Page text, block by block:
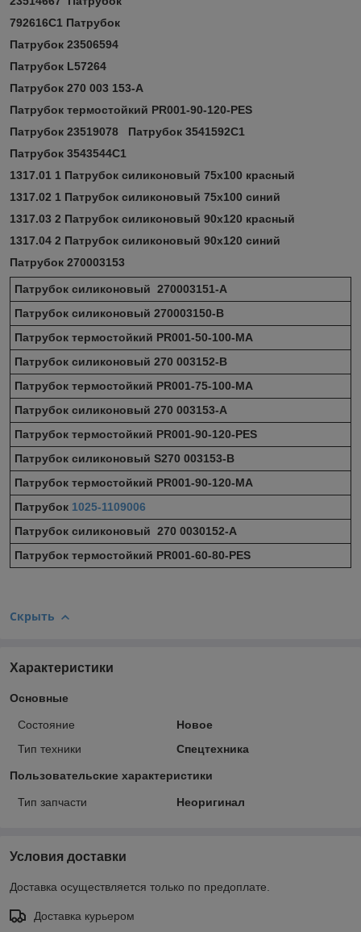
792616С1 Патрубок
Патрубок 23506594
Патрубок L57264
Патрубок 270 003 153-А
Патрубок термостойкий PR001-90-120-PES
Патрубок 23519078
Патрубок 3541592С1
Патрубок 3543544С1
1317.01 1 Патрубок силиконовый 75x100 красный
1317.02 1 Патрубок силиконовый 75x100 синий
1317.03 2 Патрубок силиконовый 90x120 красный
1317.04 2 Патрубок силиконовый 90x120 синий
Патрубок 270003153
Патрубок силиконовый 270003151-А
Патрубок силиконовый 270003150-В
Патрубок термостойкий PR001-50-100-MA
Патрубок силиконовый 270 003152-В
Патрубок термостойкий PR001-75-100-МА
Патрубок силиконовый 270 003153-А
Патрубок термостойкий PR001-90-120-PES
Патрубок силиконовый S270 003153-В
Патрубок термостойкий PR001-90-120-МА
Патрубок 1025-1109006
Патрубок силиконовый 270 0030152-А
Патрубок термостойкий PR001-60-80-PES
Скрыть
Характеристики
Основные
Состояние
Новое
Тип техники
Спецтехника
Пользовательские характеристики
Тип запчасти Неоригинал
Условия доставки
Доставка осуществляется только по предоплате.
Доставка курьером